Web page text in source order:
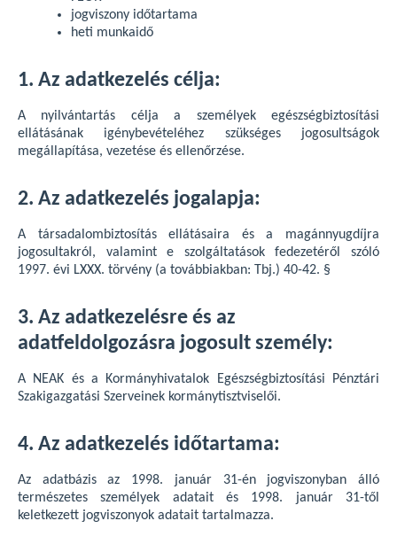
jogviszony időtartama
heti munkaidő
1. Az adatkezelés célja:
A nyilvántartás célja a személyek egészségbiztosítási
ellátásának igénybevételéhez szükséges jogosultságok
megállapítása, vezetése és ellenőrzése.
2. Az adatkezelés jogalapja:
A társadalombiztosítás ellátásaira és a magánnyugdíjra
jogosultakról, valamint e szolgáltatások fedezetéről szóló
1997. évi LXXX. törvény (a továbbiakban: Tbj.) 40-42. §
3. Az adatkezelésre és az
adatfeldolgozásra jogosult személy:
A NEAK és a Kormányhivatalok Egészségbiztosítási Pénztári
Szakigazgatási Szerveinek kormánytisztviselői.
4. Az adatkezelés időtartama:
Az adatbázis az 1998. január 31-én jogviszonyban álló
természetes személyek adatait és 1998. január 31-től
keletkezett jogviszonyok adatait tartalmazza.